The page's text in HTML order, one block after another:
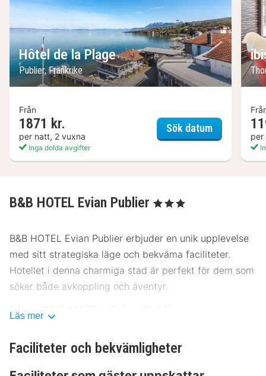
Hôtel de la Plage
Publier, Frankrike
Från
1871 kr.
per natt, 2 vuxna
Inga dolda avgifter
Sök datumHôtel de la
per
B&B HOTEL Evian Publier , 3 Stjärnor
B&B HOTEL Evian Publier erbjuder en unik upplevelse
med sitt strategiska läge och bekväma faciliteter.
Hotellet i denna charmiga stad är perfekt för dem som
söker både avkoppling och äventyr.
Plats B&B HOTEL Evian Publier
gör det enkelt att utforska stadens sevärdheter. Med
Läs mer
Faciliteter och bekvämligheter